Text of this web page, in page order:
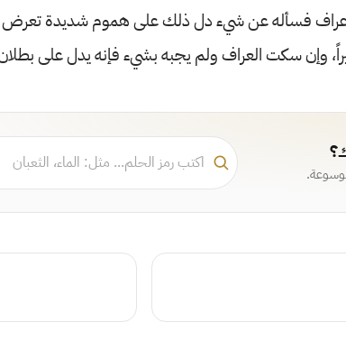
عراف فسأله عن شيء دل ذلك على هموم شديدة تعرض له،
وإن سكت العراف ولم يجبه بشيء فإنه يدل على